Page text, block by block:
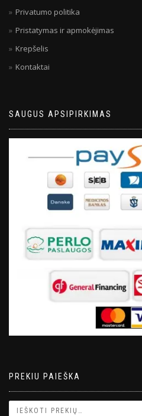
Privatumo politika
Pristatymas ir apmokėjimas
Krepšelis
Kontaktai
SAUGUS APSIPIRKIMAS
PREKIU PAIEŠKA